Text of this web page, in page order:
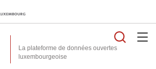
La plateforme de données ouvertes